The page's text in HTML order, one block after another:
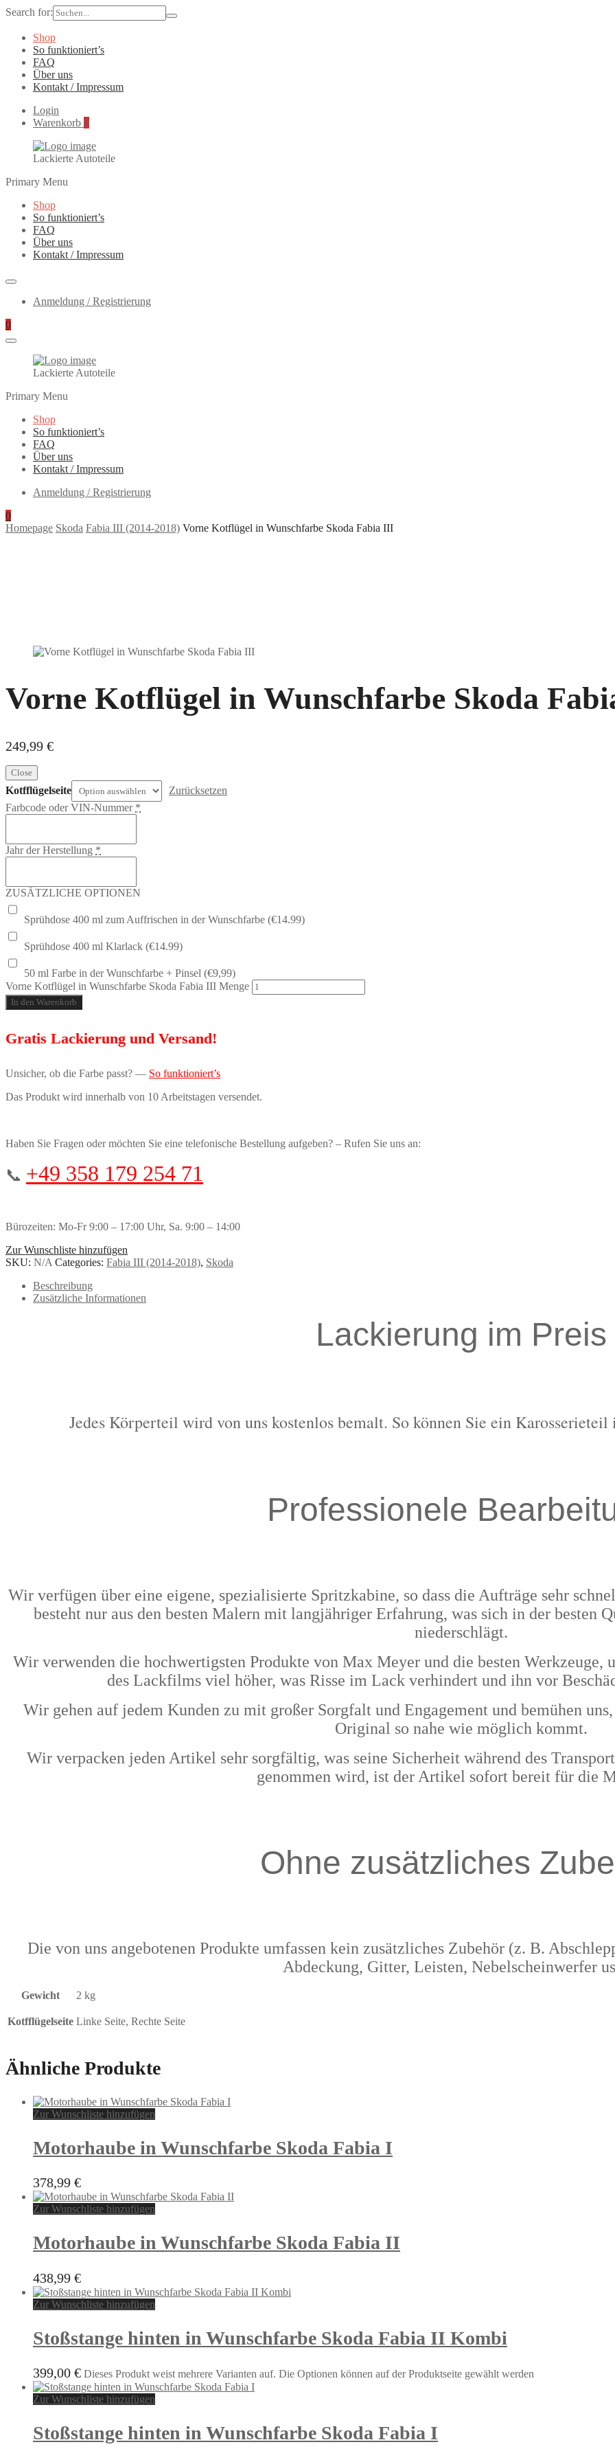
Search for:
Shop
So funktioniert’s
FAQ
Über uns
Kontakt / Impressum
Login
Warenkorb 0
Lackierte Autoteile
Primary Menu
Shop
So funktioniert’s
FAQ
Über uns
Kontakt / Impressum
Anmeldung / Registrierung
0
Lackierte Autoteile
Primary Menu
Shop
So funktioniert’s
FAQ
Über uns
Kontakt / Impressum
Anmeldung / Registrierung
0
Homepage Skoda Fabia III (2014-2018) Vorne Kotflügel in Wunschfarbe Skoda Fabia III
Vorne Kotflügel in Wunschfarbe Skoda
249,99 €
Close
Kotfflügelseite
Zurücksetzen
Farbcode oder VIN-Nummer *
Jahr der Herstellung *
ZUSÄTZLICHE OPTIONEN
Sprühdose 400 ml zum Auffrischen in der Wunschfarbe (€14.99)
Sprühdose 400 ml Klarlack (€14.99)
50 ml Farbe in der Wunschfarbe + Pinsel (€9,99)
Vorne Kotflügel in Wunschfarbe Skoda Fabia III Menge
In den Warenkorb
Gratis Lackierung und Versand!
Unsicher, ob die Farbe passt? — So funktioniert’s
Das Produkt wird innerhalb von 10 Arbeitstagen versendet.
Haben Sie Fragen oder möchten Sie eine telefonische Bestellung aufgeben? – Rufen Sie uns an:
📞 +49 358 179 254 71
Bürozeiten: Mo-Fr 9:00 – 17:00 Uhr, Sa. 9:00 – 14:00
Zur Wunschliste hinzufügen
SKU: N/A Categories: Fabia III (2014-2018), Skoda
Beschreibung
Zusätzliche Informationen
Lackierung im Preis
Jedes Körperteil wird von uns kostenlos bemalt. So können Sie ein Karosserieteil
Professionele
Wir verfügen über eine eigene, spezialisierte Spritzkabine, so dass die Aufträge sehr
besteht nur aus den besten Malern mit langjähriger Erfahrung, was sich in der besten
niederschlägt.
Wir verwenden die hochwertigsten Produkte von Max Meyer und die besten
des Lackfilms viel höher, was Risse im Lack verhindert und ihn vor
Wir gehen auf jedem Kunden zu mit großer Sorgfalt und Engagement und bemühen
Original so nahe wie möglich kommt.
Wir verpacken jeden Artikel sehr sorgfältig, was seine Sicherheit während des
genommen wird, ist der Artikel sofort bereit für die
Ohne zusätzliches
Die von uns angebotenen Produkte umfassen kein zusätzliches Zubehör (z. B.
Abdeckung, Gitter, Leisten, Nebelscheinwerfer
Gewicht 2 kg
Kotfflügelseite Linke Seite, Rechte Seite
Ähnliche Produkte
Zur Wunschliste hinzufügen
Motorhaube in Wunschfarbe Skoda Fabia I
378,99 €
Zur Wunschliste hinzufügen
Motorhaube in Wunschfarbe Skoda Fabia II
438,99 €
Zur Wunschliste hinzufügen
Stoßstange hinten in Wunschfarbe Skoda Fabia II Kombi
399,00 € Dieses Produkt weist mehrere Varianten auf. Die Optionen können auf der Produktseite gewählt werden
Zur Wunschliste hinzufügen
Stoßstange hinten in Wunschfarbe Skoda Fabia I